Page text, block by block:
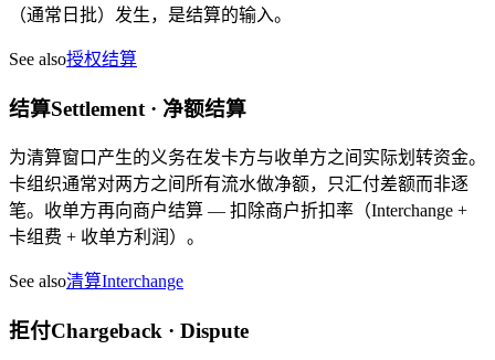
（通常日批）发生，是结算的输入。
See also授权结算
结算Settlement · 净额结算
为清算窗口产生的义务在发卡方与收单方之间实际划转资金。
卡组织通常对两方之间所有流水做净额，只汇付差额而非逐
笔。收单方再向商户结算 — 扣除商户折扣率（Interchange +
卡组费 + 收单方利润）。
See also清算Interchange
拒付Chargeback · Dispute